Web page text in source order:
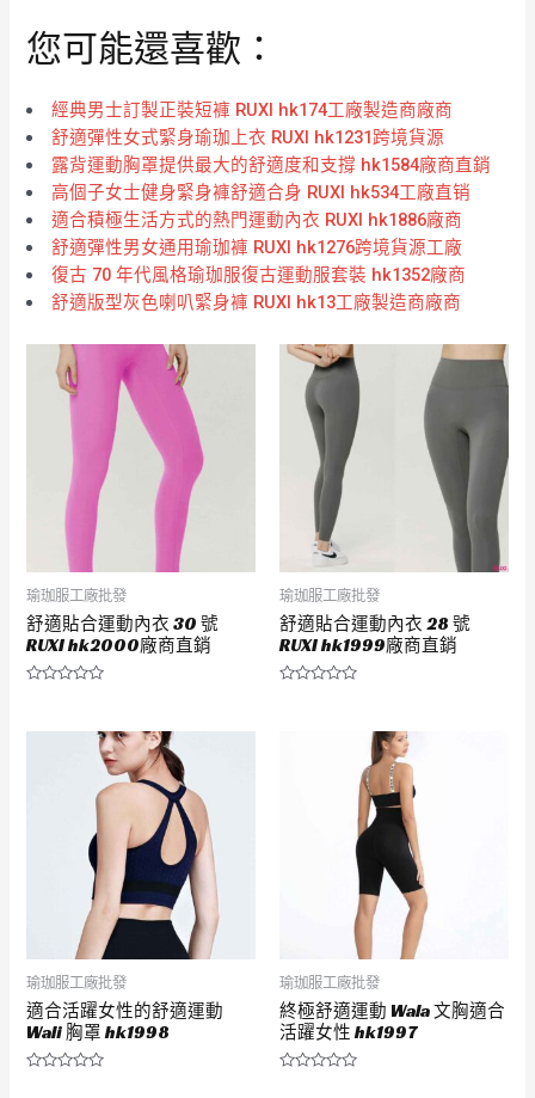
您可能還喜歡：
經典男士訂製正裝短褲 RUXI hk174工廠製造商廠商
舒適彈性女式緊身瑜珈上衣 RUXI hk1231跨境貨源
露背運動胸罩提供最大的舒適度和支撐 hk1584廠商直銷
高個子女士健身緊身褲舒適合身 RUXI hk534工廠直销
適合積極生活方式的熱門運動內衣 RUXI hk1886廠商
舒適彈性男女通用瑜珈褲 RUXI hk1276跨境貨源工廠
復古 70 年代風格瑜珈服復古運動服套裝 hk1352廠商
舒適版型灰色喇叭緊身褲 RUXI hk13工廠製造商廠商
瑜珈服工廠批發
舒適貼合運動內衣 30 號
RUXI hk2000廠商直銷
瑜珈服工廠批發
舒適貼合運動內衣 28 號
RUXI hk1999廠商直銷
瑜珈服工廠批發
適合活躍女性的舒適運動
Wali 胸罩 hk1998
瑜珈服工廠批發
終極舒適運動 Wala 文胸適合
活躍女性 hk1997